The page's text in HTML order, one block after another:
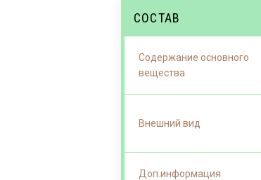
СОСТАВ
Содержание основного
вещества
Внешний вид
Доп.информация